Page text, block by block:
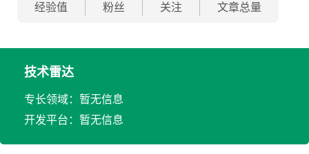
经验值 粉丝 关注 文章总量
技术雷达
专长领域：暂无信息
开发平台：暂无信息